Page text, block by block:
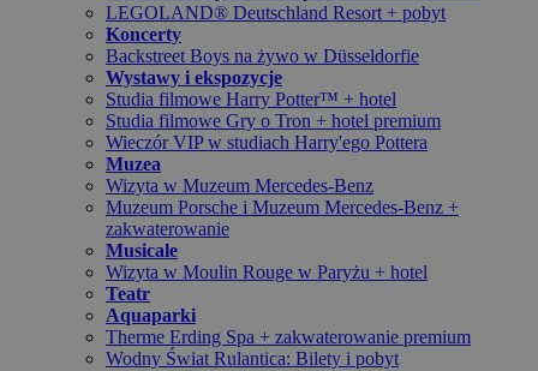
LEGOLAND® Deutschland Resort + pobyt
Koncerty
Backstreet Boys na żywo w Düsseldorfie
Wystawy i ekspozycje
Studia filmowe Harry Potter™ + hotel
Studia filmowe Gry o Tron + hotel premium
Wieczór VIP w studiach Harry'ego Pottera
Muzea
Wizyta w Muzeum Mercedes-Benz
Muzeum Porsche i Muzeum Mercedes-Benz +
zakwaterowanie
Musicale
Wizyta w Moulin Rouge w Paryżu + hotel
Teatr
Aquaparki
Therme Erding Spa + zakwaterowanie premium
Wodny Świat Rulantica: Bilety i pobyt